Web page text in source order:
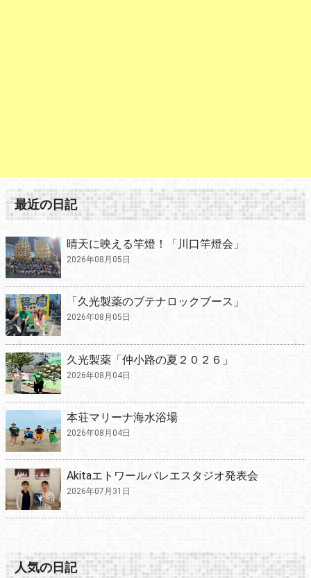
最近の日記
晴天に映える竿燈！「川口竿燈会」
2026年08月05日
「久光製薬のブテナロックブース」
2026年08月05日
久光製薬「仲小路の夏２０２６」
2026年08月04日
本荘マリーナ海水浴場
2026年08月04日
Akitaエトワールバレエスタジオ発表会
2026年07月31日
人気の日記